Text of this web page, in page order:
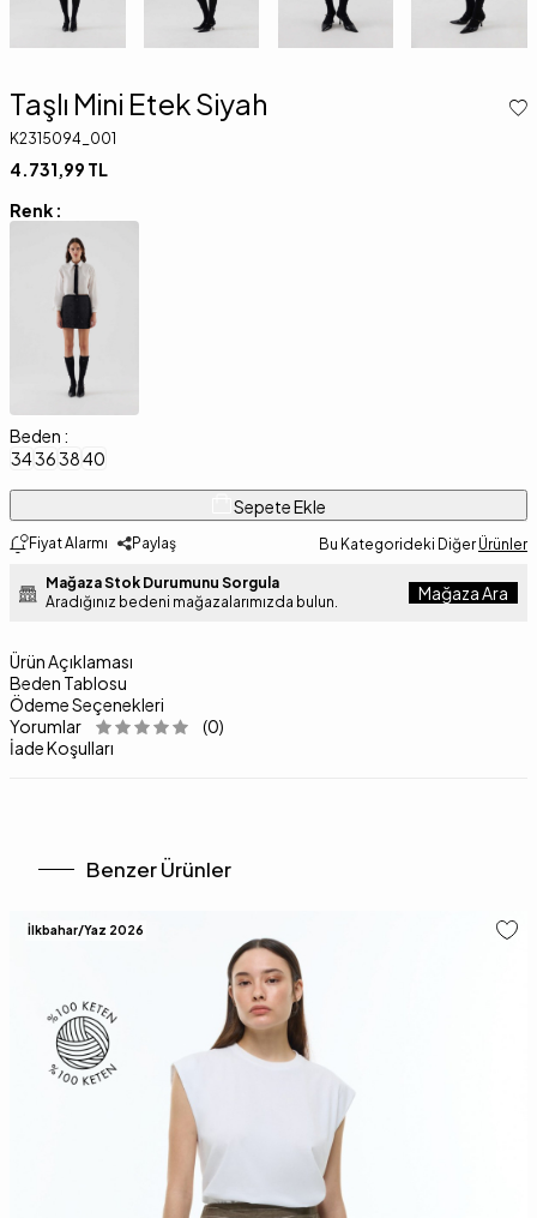
Taşlı Mini Etek Siyah
K2315094_001
4.731,99 TL
Renk :
Beden :
34363840
Sepete Ekle
Fiyat Alarmı Paylaş Bu Kategorideki Diğer Ürünler
Mağaza Stok Durumunu Sorgula
Aradığınız bedeni mağazalarımızda bulun.
Mağaza Ara
Ürün Açıklaması
Beden Tablosu
Ödeme Seçenekleri
Yorumlar
(0)
İade Koşulları
Benzer Ürünler
İlkbahar/Yaz 2026